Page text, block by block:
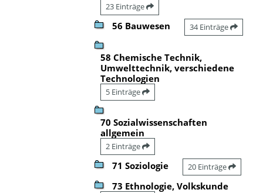
23 Einträge
56 Bauwesen 34 Einträge
58 Chemische Technik,
Umwelttechnik, verschiedene
Technologien
5 Einträge
70 Sozialwissenschaften
allgemein
2 Einträge
71 Soziologie 20 Einträge
73 Ethnologie, Volkskunde